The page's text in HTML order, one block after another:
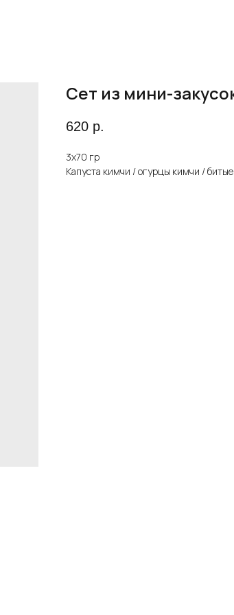
Сет из мини-
620 р.
3х70 гр
Капуста кимчи / огурцы кимчи /